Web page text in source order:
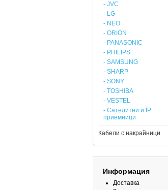
- JVC
- LG
- NEO
- ORION
- PANASONIC
- PHILIPS
- SAMSUNG
- SHARP
- SONY
- TOSHIBA
- VESTEL
- Сателитни и IP
приемници
Кабели с накрайници
Информация
Доставка